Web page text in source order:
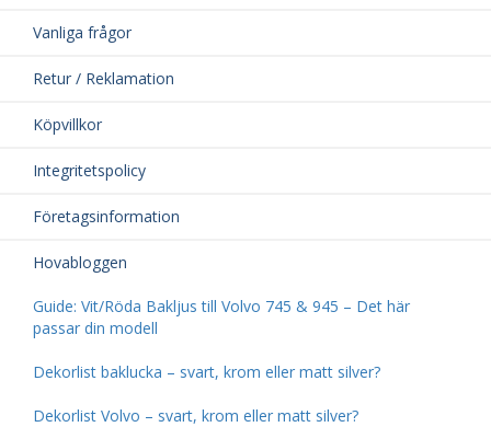
Vanliga frågor
Retur / Reklamation
Köpvillkor
Integritetspolicy
Företagsinformation
Hovabloggen
Guide: Vit/Röda Bakljus till Volvo 745 & 945 – Det här
passar din modell
Dekorlist baklucka – svart, krom eller matt silver?
Dekorlist Volvo – svart, krom eller matt silver?